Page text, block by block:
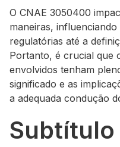
O CNAE 3050400
maneiras,
regulatórias até a
Portanto, é crucial que
envolvidos tenham
significado e as
a adequada condução
Subtítulo